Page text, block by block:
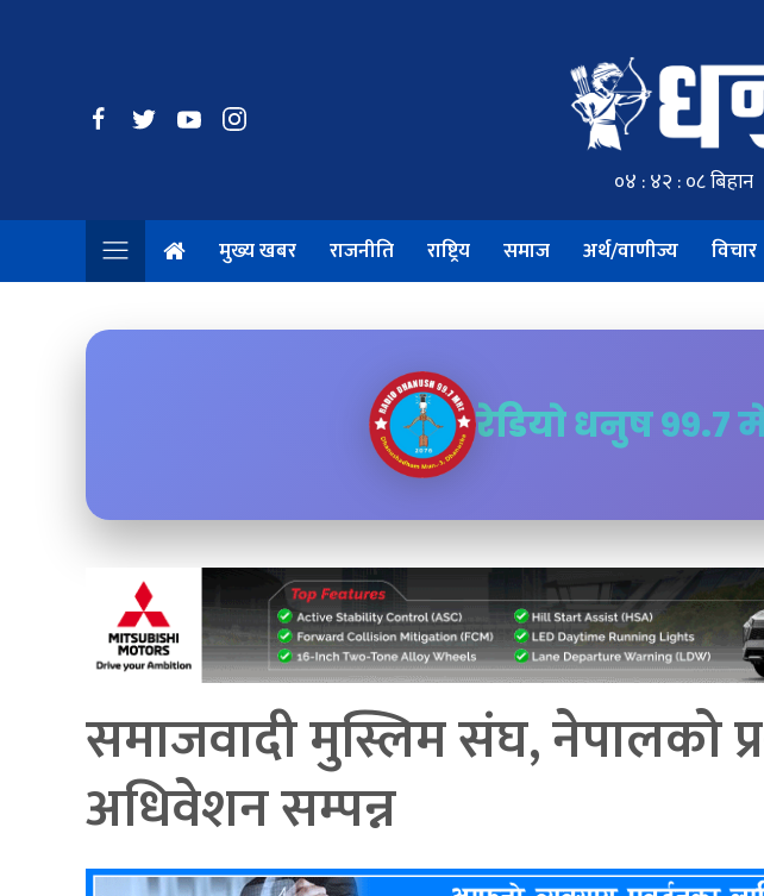
मुख्य खबर राजनीति राष्ट्रिय समाज अर्थ/वाणीज्य विचार
रेडियो धनुष ९९.७
समाजवादी मुस्लिम संघ, नेपालको
अधिवेशन सम्पन्न